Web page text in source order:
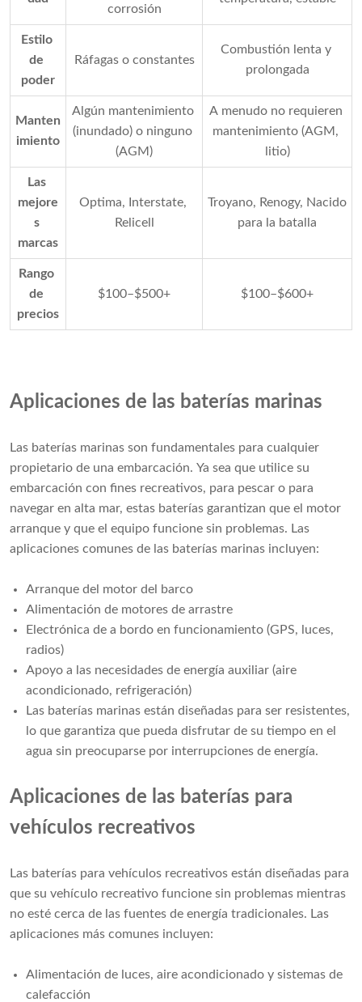
corrosión
Estilo
de
poder
Ráfagas o constantes
Combustión lenta y
prolongada
Manten
imiento
Algún mantenimiento
(inundado) o ninguno
(AGM)
A menudo no requieren
mantenimiento (AGM,
litio)
Las
mejore
s
marcas
Optima, Interstate,
Relicell
Troyano, Renogy, Nacido
para la batalla
Rango
de
precios
$100–$500+ $100–$600+
Aplicaciones de las baterías marinas
Las baterías marinas son fundamentales para cualquier
propietario de una embarcación. Ya sea que utilice su
embarcación con fines recreativos, para pescar o para
navegar en alta mar, estas baterías garantizan que el motor
arranque y que el equipo funcione sin problemas. Las
aplicaciones comunes de las baterías marinas incluyen:
Arranque del motor del barco
Alimentación de motores de arrastre
Electrónica de a bordo en funcionamiento (GPS, luces,
radios)
Apoyo a las necesidades de energía auxiliar (aire
acondicionado, refrigeración)
Las baterías marinas están diseñadas para ser resistentes,
lo que garantiza que pueda disfrutar de su tiempo en el
agua sin preocuparse por interrupciones de energía.
Aplicaciones de las baterías para
vehículos recreativos
Las baterías para vehículos recreativos están diseñadas para
que su vehículo recreativo funcione sin problemas mientras
no esté cerca de las fuentes de energía tradicionales. Las
aplicaciones más comunes incluyen:
Alimentación de luces, aire acondicionado y sistemas de
calefacción